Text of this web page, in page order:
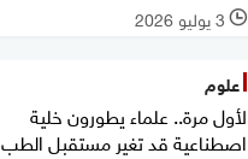
l 3 يوليو 2026
علوم
لأول مرة.. علماء يطورون خلية
اصطناعية قد تغير مستقبل الطب